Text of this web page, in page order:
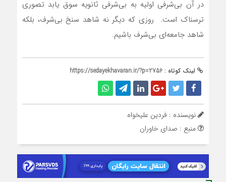
در آن بی‌شرفی اولیه به بی‌شرفی ثانویه سوق یابد تصوری
ترسناک است. روزی که دیگر نه شاهد سنخ بی‌شرف، بلکه
شاهد جامعه‌ای بی‌شرف باشیم.
لینک کوتاه : https://sedayekhavaran.ir/?p=2756
نویسنده : فردین علیخواه
منبع : صدای خاوران